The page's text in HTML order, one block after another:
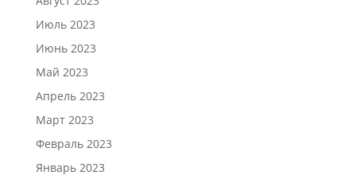
Июль 2023
Июнь 2023
Май 2023
Апрель 2023
Март 2023
Февраль 2023
Январь 2023